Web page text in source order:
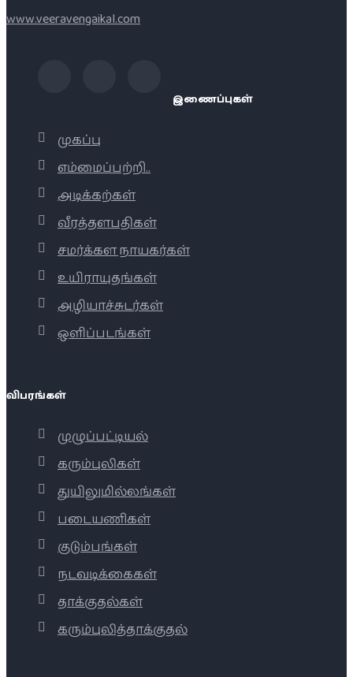
www.veeravengaikal.com
இணைப்புகள்
முகப்பு
எம்மைப்பற்றி..
அடிக்கற்கள்
வீரத்தளபதிகள்
சமர்க்கள நாயகர்கள்
உயிராயுதங்கள்
அழியாச்சுடர்கள்
ஒளிப்படங்கள்
விபரங்கள்
முழுப்பட்டியல்
கரும்புலிகள்
துயிலுமில்லங்கள்
படையணிகள்
குடும்பங்கள்
நடவடிக்கைகள்
தாக்குதல்கள்
கரும்புலித்தாக்குதல்